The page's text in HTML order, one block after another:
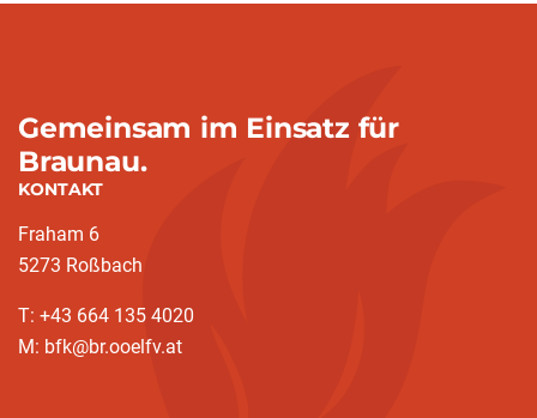
Gemeinsam im Einsatz für
Braunau.
KONTAKT
Fraham 6
5273 Roßbach
T: +43 664 135 4020
M: bfk@br.ooelfv.at